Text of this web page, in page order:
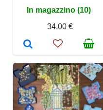
In magazzino (10)
34,00 €